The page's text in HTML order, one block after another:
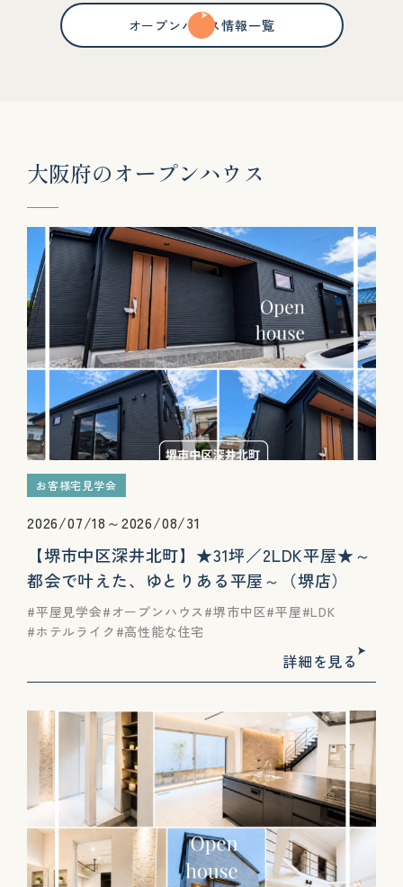
オープンハウス情報一覧
大阪府のオープンハウ ス
お客様宅見学会
2026/07/18～2026/08/31
【堺市中区深井北町】★31坪／2LDK平屋★～
都会で叶えた、ゆとりある平屋～（堺店）
平屋見学会 オープンハウス 堺市中区 平屋 LDK
ホテルライク
高性能な住宅
詳細を見る